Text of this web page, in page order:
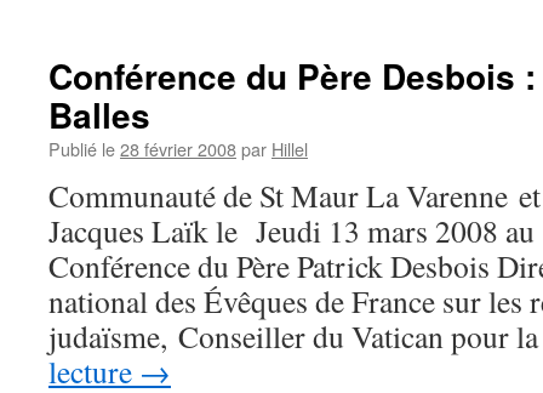
Conférence du Père Desbois
Balles
Publié le28 février 2008par Hillel
Communauté de St Maur La Varenne
Jacques Laïk le Jeudi 13 mars 2008
Conférence du Père Patrick Desbois
national des Évêques de France sur les
judaïsme, Conseiller du Vatican pour
lecture →